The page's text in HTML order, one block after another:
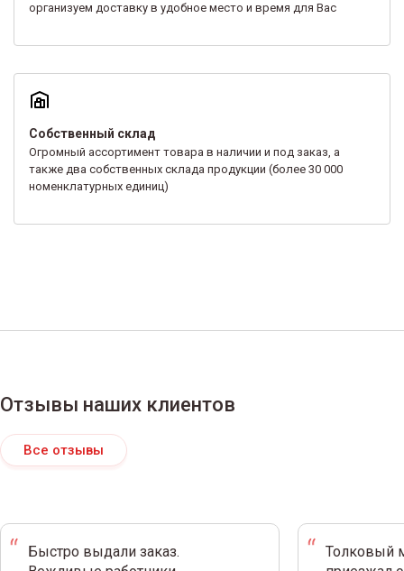
организуем доставку в удобное место и время для Вас
Собственный склад
Огромный ассортимент товара в наличии и под заказ, а
также два собственных склада продукции (более 30 000
номенклатурных единиц)
Отзывы наших клиентов
Все отзывы
Быстро выдали заказ.
Толковый